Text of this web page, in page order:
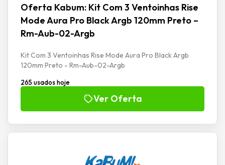
Oferta Kabum: Kit Com 3 Ventoinhas Rise
Mode Aura Pro Black Argb 120mm Preto –
Rm-Aub-02-Argb
Kit Com 3 Ventoinhas Rise Mode Aura Pro Black Argb
120mm Preto - Rm-Aub-02-Argb
265 usados hoje
Ver Oferta